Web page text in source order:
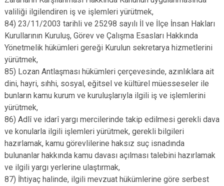
valiliği ilgilendiren iş ve işlemleri yürütmek,
84) 23/11/2003 tarihli ve 25298 sayılı İl ve İlçe İnsan Hakları
Kurullarının Kuruluş, Görev ve Çalışma Esasları Hakkında
Yönetmelik hükümleri gereği Kurulun sekretarya hizmetlerini
yürütmek,
85) Lozan Antlaşması hükümleri çerçevesinde, azınlıklara ait
dini, hayri, sıhhi, sosyal, eğitsel ve kültürel müesseseler ile
bunların kamu kurum ve kuruluşlarıyla ilgili iş ve işlemlerini
yürütmek,
86) Adlî ve idarî yargı mercilerinde takip edilmesi gerekli dava
ve konularla ilgili işlemleri yürütmek, gerekli bilgileri
hazırlamak, kamu görevlilerine haksız suç isnadında
bulunanlar hakkında kamu davası açılması talebini hazırlamak
ve ilgili yargı yerlerine ulaştırmak,
87) İhtiyaç halinde, ilgili mevzuat hükümlerine göre serbest